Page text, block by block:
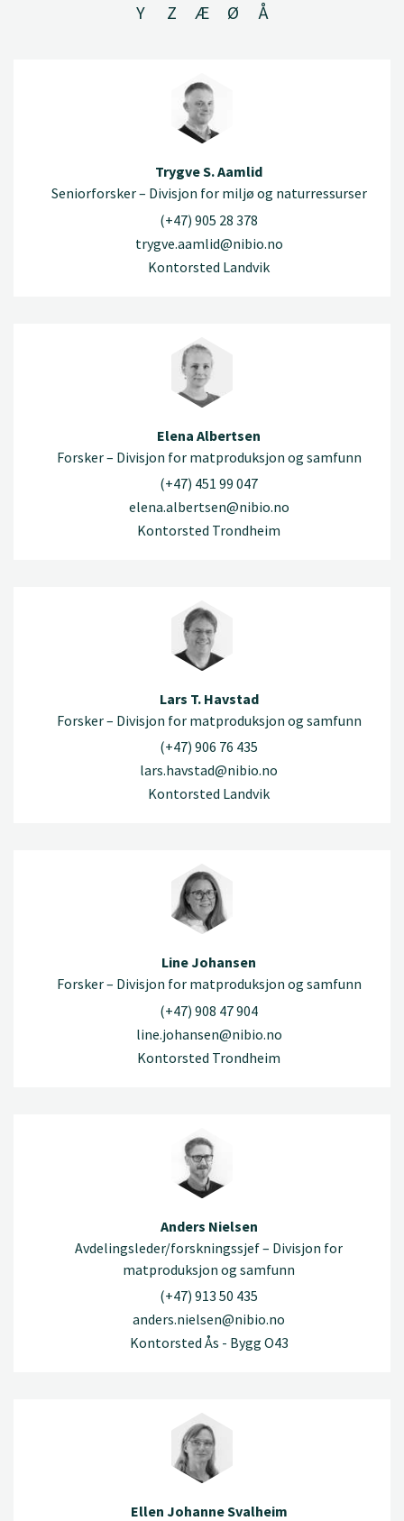
Y
Z Æ Ø Å
Trygve S. Aamlid
Seniorforsker – Divisjon for miljø og naturressurser
(+47) 905 28 378
trygve.aamlid@nibio.no
Kontorsted Landvik
Elena Albertsen
Forsker – Divisjon for matproduksjon og samfunn
(+47) 451 99 047
elena.albertsen@nibio.no
Kontorsted Trondheim
Lars T. Havstad
Forsker – Divisjon for matproduksjon og samfunn
(+47) 906 76 435
lars.havstad@nibio.no
Kontorsted Landvik
Line Johansen
Forsker – Divisjon for matproduksjon og samfunn
(+47) 908 47 904
line.johansen@nibio.no
Kontorsted Trondheim
Anders Nielsen
Avdelingsleder/forskningssjef – Divisjon for
matproduksjon og samfunn
(+47) 913 50 435
anders.nielsen@nibio.no
Kontorsted Ås - Bygg O43
Ellen Johanne Svalheim